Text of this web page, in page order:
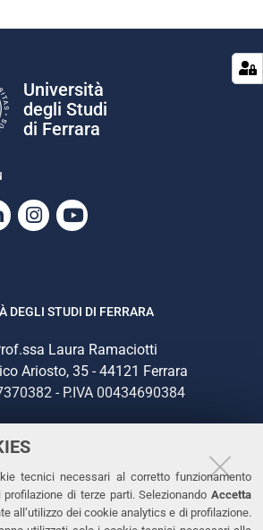
tecnici necessari al corretto funzionamento
di terze parti. Selezionando Accetta
all’utilizzo dei cookie analytics e di profilazione.
Università
degli Studi
di Ferrara
LinkedinInstagram
Youtube
DEGLI STUDI DI FERRARA
Laura Ramaciotti
Ariosto, 35 - 44121 Ferrara
- P.IVA 00434690384
293111
293031